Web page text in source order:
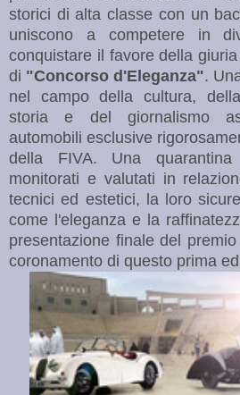
storici di alta classe con un
uniscono a competere in
conquistare il favore della
di "Concorso d'Eleganza".
nel campo della cultura,
storia e del giornalismo
automobili esclusive
della FIVA. Una
monitorati e valutati in
tecnici ed estetici, la loro
come l'eleganza e la
presentazione finale del premio
coronamento di questo prima